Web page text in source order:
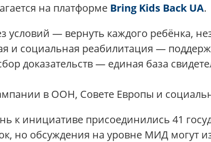
на платформе Bring Kids Back UA.
условий — вернуть каждого ребёнка,
и социальная реабилитация —
доказательств — единая база
в ООН, Совете Европы и
к инициативе присоединились 41
но обсуждения на уровне МИД могут